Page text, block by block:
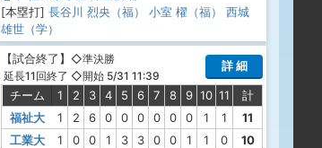
ギ野
空三振
[本塁打] 長谷川 烈央（福） 小室 櫂（福）
西城
雄世（学）
【試合終了】
延長11回終了
◇準決勝
◇開始 5/31 11:39
詳 細
チーム 1 2 3 4 5 6 7 8 9 10 11
計
福祉大
1 2 6 0 0 0 0 0 0 1 1
11
工業大
1 0 0 1 3 3 0 0 1 1 0
10